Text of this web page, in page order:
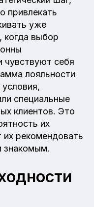
привлекать
уже
когда выбор
чувствуют себя
лояльности
специальные
клиентов. Это
их
их рекомендовать
знакомым.